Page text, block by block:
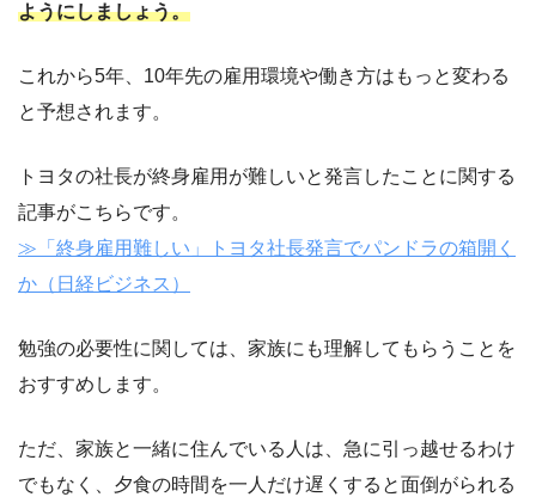
ようにしましょう。
これから5年、10年先の雇用環境や働き方はもっと変わる
と予想されます。
トヨタの社長が終身雇用が難しいと発言したことに関する
記事がこちらです。
≫「終身雇用難しい」トヨタ社長発言でパンドラの箱開く
か（日経ビジネス）
勉強の必要性に関しては、家族にも理解してもらうことを
おすすめします。
ただ、家族と一緒に住んでいる人は、急に引っ越せるわけ
でもなく、夕食の時間を一人だけ遅くすると面倒がられる